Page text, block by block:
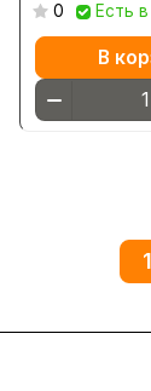
0 Есть
В
1